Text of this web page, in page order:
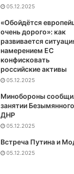
05.12.2025
«Обойдётся
очень дорого»: как
развивается
намерением ЕС
конфисковать
российские активы
05.12.2025
Минобороны
занятии
ДНР
05.12.2025
Встреча Путина и
05.12.2025